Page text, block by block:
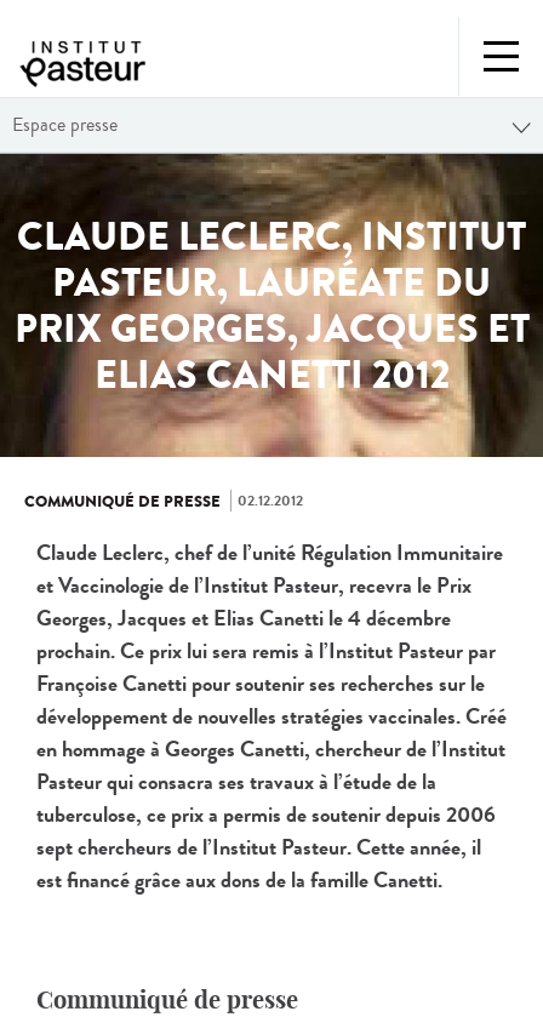
Espace presse
CLAUDE LECLERC, INSTITUT
PASTEUR, LAURÉATE DU
PRIX GEORGES, JACQUES ET
ELIAS CANETTI 2012
COMMUNIQUÉ DE PRESSE 02.12.2012
Claude Leclerc, chef de l’unité Régulation Immunitaire
et Vaccinologie de l’Institut Pasteur, recevra le Prix
Georges, Jacques et Elias Canetti le 4 décembre
prochain. Ce prix lui sera remis à l’Institut Pasteur par
Françoise Canetti pour soutenir ses recherches sur le
développement de nouvelles stratégies vaccinales. Créé
en hommage à Georges Canetti, chercheur de l’Institut
Pasteur qui consacra ses travaux à l’étude de la
tuberculose, ce prix a permis de soutenir depuis 2006
sept chercheurs de l’Institut Pasteur. Cette année, il
est financé grâce aux dons de la famille Canetti.
Communiqué de presse